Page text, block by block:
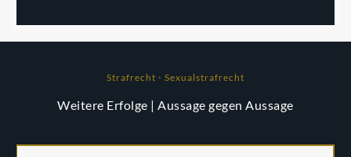
Strafrecht ⋅ Sexualstrafrecht
Weitere Erfolge | Aussage gegen Aussage